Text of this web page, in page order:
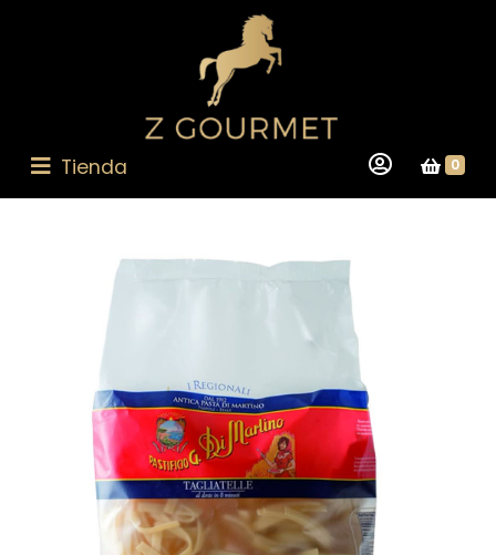
Tienda 0